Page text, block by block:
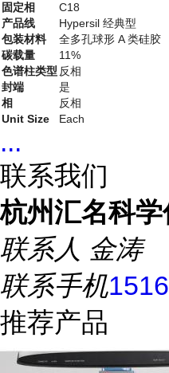
固定相
C18
产品线
Hypersil 经典型
包装材料
全多孔球形 A 类硅胶
碳载量
11%
色谱柱类型 反相
封端
是
相
反相
Unit Size
Each
...
联系我们
杭州汇名科学
联系人 金涛
联系手机
推荐产品